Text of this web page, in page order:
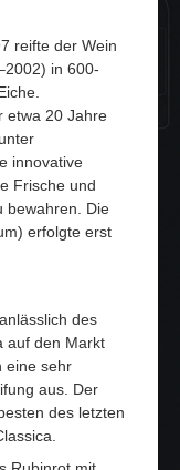
reifte der Wein
in 600-
etwa 20 Jahre
innovative
Frische und
bewahren. Die
erfolgte erst
des
auf den Markt
eine sehr
aus. Der
des letzten